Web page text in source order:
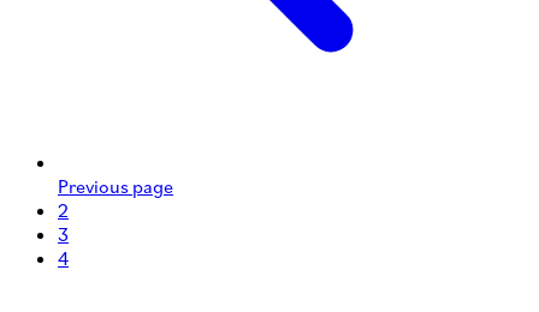
Previous page
2
3
4